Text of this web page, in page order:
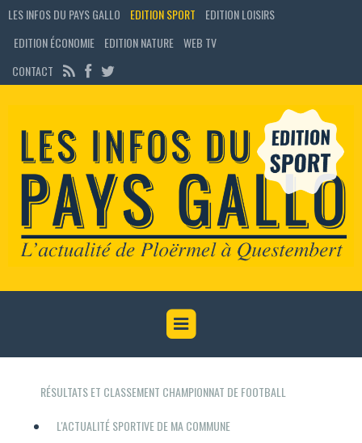
LES INFOS DU PAYS GALLO EDITION SPORT
EDITION LOISIRS
EDITION ÉCONOMIE
EDITION NATURE WEB TV
CONTACT
RÉSULTATS ET CLASSEMENT CHAMPIONNAT DE FOOTBALL
L'ACTUALITÉ SPORTIVE DE MA COMMUNE